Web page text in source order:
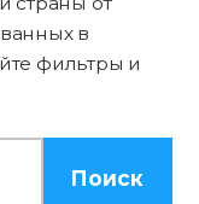
в
фильтры и
Поиск